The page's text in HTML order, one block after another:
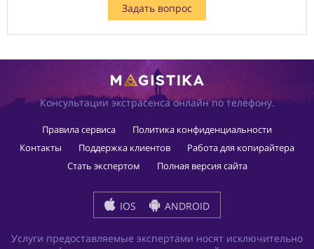
Задать вопрос
Консультации экстрасенса онлайн по телефону.
Правила сервиса
Политика конфиденциальности
Контакты
Поддержка клиентов
Работа для копирайтера
Стать экспертом
Полная версия сайта
IOS ANDROID
Услуги предоставляемые экспертами носят исключительно